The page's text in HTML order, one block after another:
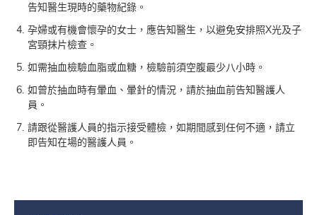
告知醫生現時的藥物紀錄。
孕婦或有機會懷孕的女士，應告知醫生，以避免安排照X光及子
宮頸抹片檢查。
如需抽血檢驗血脂或血糖，檢驗前須空腹最少八小時。
如曾於抽血時有暈血、暈針的情況，請於抽血前告知醫護人
員。
請跟從醫護人員的指示接受體檢，如期間感到任何不適，請立
即告知在場的醫護人員。